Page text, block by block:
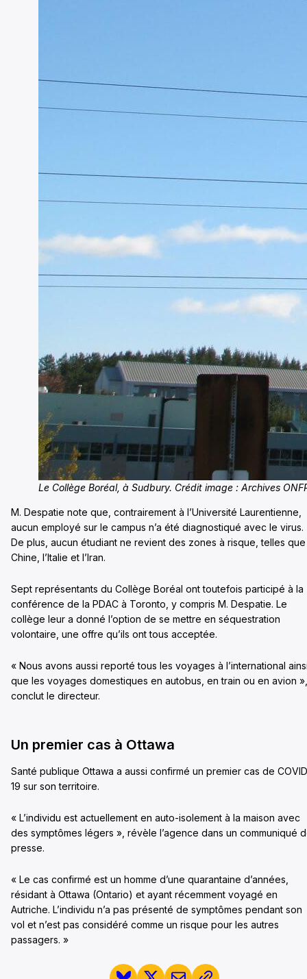
Le Collège Boréal, à Sudbury. Crédit image : Archives
M. Despatie note que, contrairement à l’Université Laurentienne,
aucun employé sur le campus n’a été diagnostiqué avec le virus.
De plus, aucun étudiant ne revient des zones à risque, telles que
Chine, l’Italie et l’Iran.
Sept représentants du Collège Boréal ont toutefois participé à la
conférence de la PDAC à Toronto, y compris M. Despatie. Le
collège leur a donné l’option de se mettre en séquestration
volontaire, une offre qu’ils ont tous acceptée.
« Nous avons aussi reporté tous les voyages à l’international
que les voyages domestiques en autobus, en train ou en avion »,
conclut le directeur.
Un premier cas à Ottawa
Santé publique Ottawa a aussi confirmé un premier cas de
19 sur son territoire.
« L’individu est actuellement en auto-isolement à la maison avec
des symptômes légers », révèle l’agence dans un communiqué
presse.
« Le cas confirmé est un homme d’une quarantaine d’années,
résidant à Ottawa (Ontario) et ayant récemment voyagé en
Autriche. L’individu n’a pas présenté de symptômes pendant son
vol et n’est pas considéré comme un risque pour les autres
passagers. »